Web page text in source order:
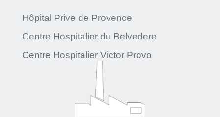
Hôpital Prive de Provence
Centre Hospitalier du Belvedere
Centre Hospitalier Victor Provo